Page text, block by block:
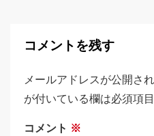
コメントを残す
メールアドレスが公開さ
が付いている欄は必須項
コメント ※